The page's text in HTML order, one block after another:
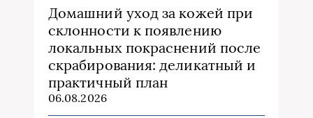
Домашний уход за кожей при
склонности к появлению
локальных покраснений после
скрабирования: деликатный и
практичный план
06.08.2026